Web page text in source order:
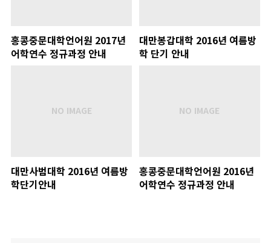
홍콩중문대학언어원 2017년
어학연수 정규과정 안내
대만봉갑대학 2016년 여름방
학 단기 안내
대만사범대학 2016년 여름방
학단기안내
홍콩중문대학언어원 2016년
어학연수 정규과정 안내